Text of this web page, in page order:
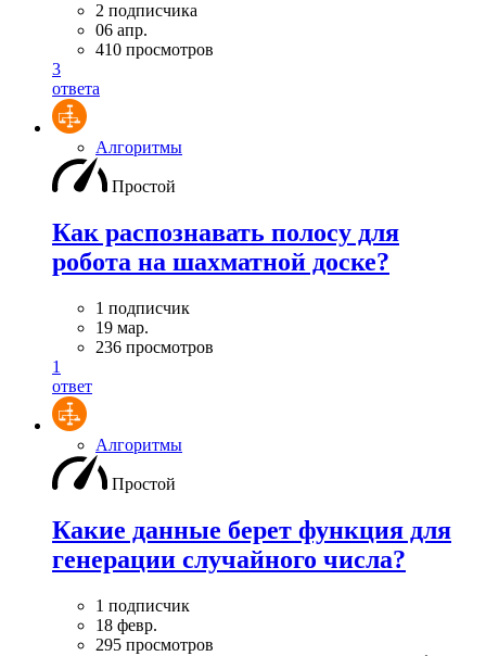
2 подписчика
06 апр.
410 просмотров
3
ответа
Алгоритмы
Простой
Как распознавать полосу для
робота на шахматной доске?
1 подписчик
19 мар.
236 просмотров
1
ответ
Алгоритмы
Простой
Какие данные берет функция для
генерации случайного числа?
1 подписчик
18 февр.
295 просмотров